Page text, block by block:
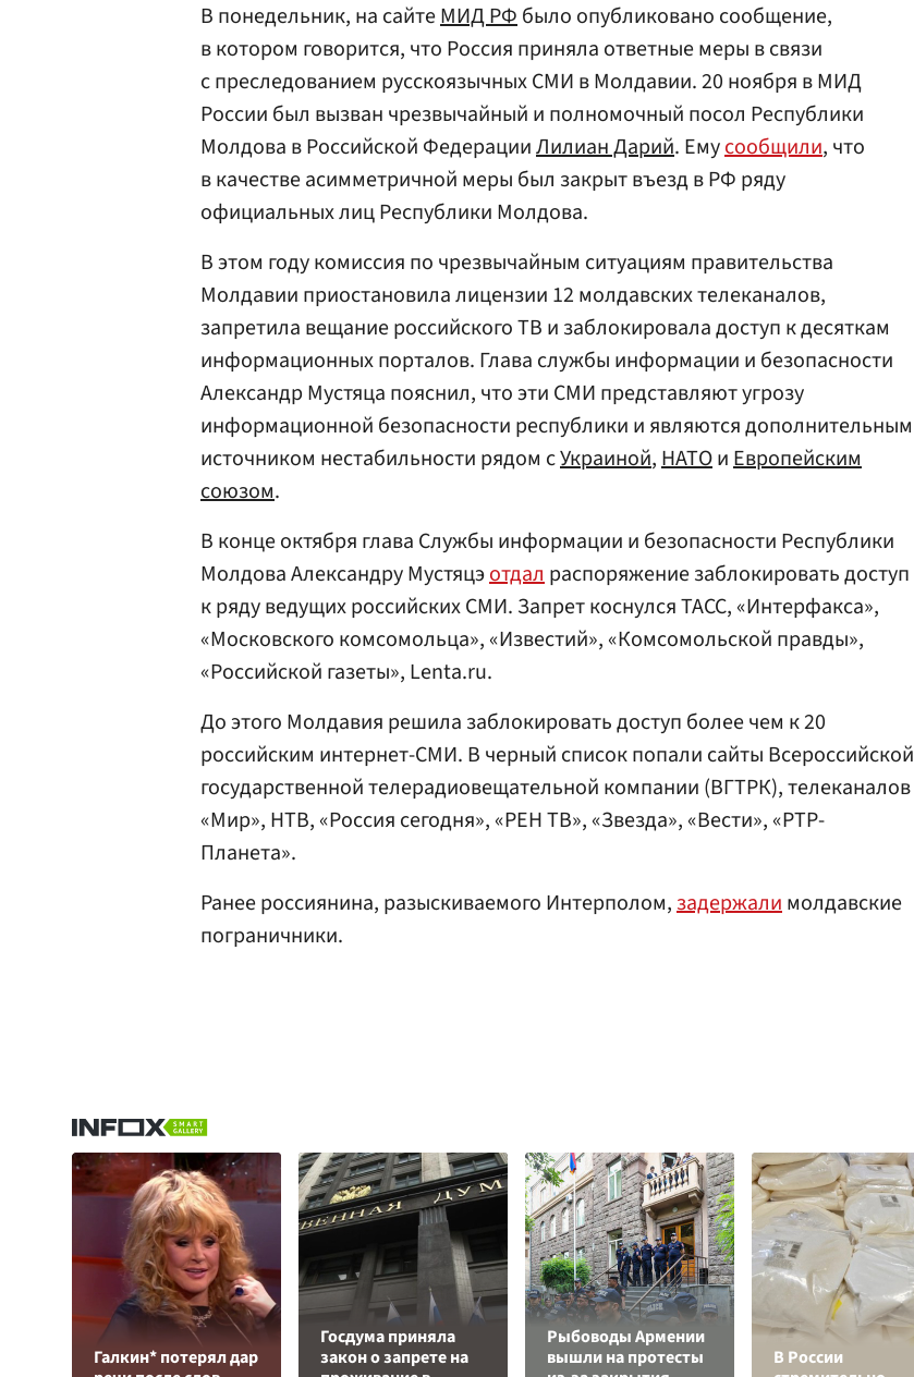
В понедельник, на сайтеМИД РФбыло опубликовано сообщение,
в котором говорится, что Россия приняла ответные меры в связи
с преследованием русскоязычных СМИ в Молдавии. 20 ноября в МИД
России был вызван чрезвычайный и полномочный посол Республики
Молдова в Российской ФедерацииЛилиан Дарий. Емусообщили, что
в качестве асимметричной меры был закрыт въезд в РФ ряду
официальных лиц Республики Молдова.
В этом году комиссия по чрезвычайным ситуациям правительства
Молдавии приостановила лицензии 12 молдавских телеканалов,
запретила вещание российского ТВ и заблокировала доступ к десяткам
информационных порталов. Глава службы информации и безопасности
Александр Мустяца пояснил, что эти СМИ представляют угрозу
информационной безопасности республики и являются дополнительным
источником нестабильности рядом сУкраиной,НАТОиЕвропейским
союзом.
В конце октября глава Службы информации и безопасности Республики
Молдова Александру Мустяцэотдалраспоряжение заблокировать доступ
к ряду ведущих российских СМИ. Запрет коснулся ТАСС, «Интерфакса»,
«Московского комсомольца», «Известий», «Комсомольской правды»,
«Российской газеты», Lenta.ru.
До этого Молдавия решила заблокировать доступ более чем к 20
российским интернет-СМИ. В черный список попали сайты Всероссийской
государственной телерадиовещательной компании (ВГТРК), телеканалов
«Мир», НТВ, «Россия сегодня», «РЕН ТВ», «Звезда», «Вести», «РТР-
Планета».
Ранее россиянина, разыскиваемого Интерполом,задержалимолдавские
пограничники.
Галкин* потерял дар
Госдума приняла
закон о запрете на
Рыбоводы Армении
вышли на протесты
В России